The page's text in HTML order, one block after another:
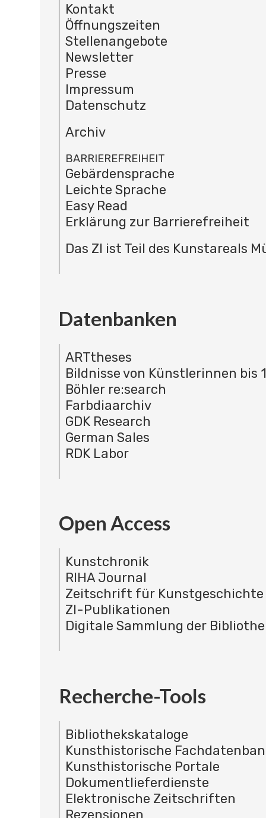
Kontakt
Öffnungszeiten
Stellenangebote
Newsletter
Presse
Impressum
Datenschutz
Archiv
BARRIEREFREIHEIT
Gebärdensprache
Leichte Sprache
Easy Read
Erklärung zur Barrierefreiheit
Das ZI ist Teil des Kunstareals
Datenbanken
ARTtheses
Bildnisse von Künstlerinnen bis
Böhler re:search
Farbdiaarchiv
GDK Research
German Sales
RDK Labor
Open Access
Kunstchronik
RIHA Journal
Zeitschrift für Kunstgeschichte
ZI-Publikationen
Digitale Sammlung der
Recherche-Tools
Bibliothekskataloge
Kunsthistorische
Kunsthistorische Portale
Dokumentlieferdienste
Elektronische Zeitschriften
Rezensionen